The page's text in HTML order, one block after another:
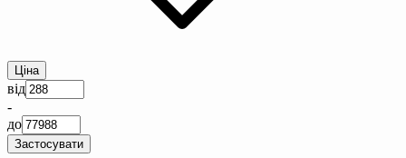
Ціна
від
-
до
Застосувати